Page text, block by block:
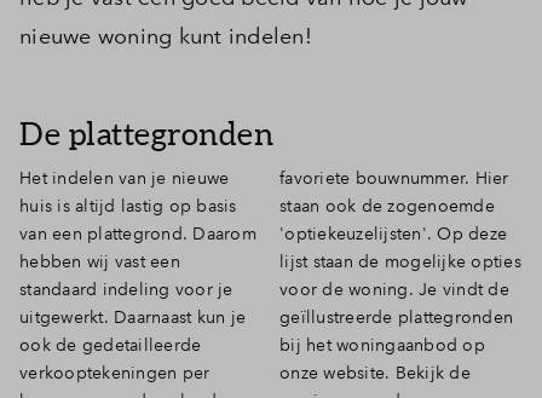
nieuwe woning kunt indelen!
De plattegronden
Het indelen van je nieuwe
huis is altijd lastig op basis
van een plattegrond. Daarom
hebben wij vast een
standaard indeling voor je
uitgewerkt. Daarnaast kun je
ook de gedetailleerde
verkooptekeningen per
favoriete bouwnummer. Hier
staan ook de zogenoemde
'optiekeuzelijsten'. Op deze
lijst staan de mogelijke opties
voor de woning. Je vindt de
geïllustreerde plattegronden
bij het woningaanbod op
onze website. Bekijk de